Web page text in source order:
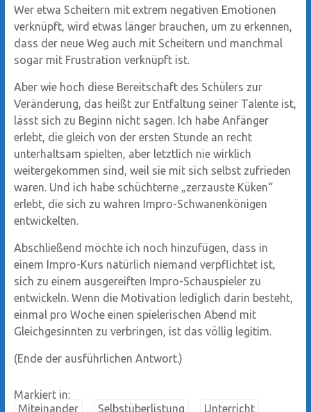
Wer etwa Scheitern mit extrem negativen Emotionen
verknüpft, wird etwas länger brauchen, um zu erkennen,
dass der neue Weg auch mit Scheitern und manchmal
sogar mit Frustration verknüpft ist.
Aber wie hoch diese Bereitschaft des Schülers zur
Veränderung, das heißt zur Entfaltung seiner Talente ist,
lässt sich zu Beginn nicht sagen. Ich habe Anfänger
erlebt, die gleich von der ersten Stunde an recht
unterhaltsam spielten, aber letztlich nie wirklich
weitergekommen sind, weil sie mit sich selbst zufrieden
waren. Und ich habe schüchterne „zerzauste Küken“
erlebt, die sich zu wahren Impro-Schwanenkönigen
entwickelten.
Abschließend möchte ich noch hinzufügen, dass in
einem Impro-Kurs natürlich niemand verpflichtet ist,
sich zu einem ausgereiften Impro-Schauspieler zu
entwickeln. Wenn die Motivation lediglich darin besteht,
einmal pro Woche einen spielerischen Abend mit
Gleichgesinnten zu verbringen, ist das völlig legitim.
(Ende der ausführlichen Antwort.)
Markiert in:
Miteinander
Selbstüberlistung Unterricht